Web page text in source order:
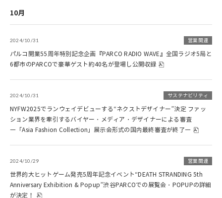
10月
2024/10/31 営業関連
パルコ開業55周年特別記念企画『PARCO RADIO WAVE』全国ラジオ5局と
6都市のPARCOで豪華ゲスト約40名が登場し公開収録
2024/10/31 サステナビリティ
NYFW2025でランウェイデビューする“ネクストデザイナー”決定 ファッ
ション業界を牽引するバイヤー・メディア・デザイナーによる審査
―「Asia Fashion Collection」展示会形式の国内最終審査が終了―
2024/10/29 営業関連
世界的大ヒットゲーム発売5周年記念イベント“DEATH STRANDING 5th
Anniversary Exhibition & Popup”渋谷PARCOでの展覧会・POPUPの詳細
が決定！